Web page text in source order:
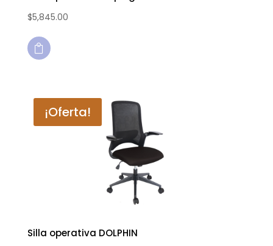
$5,845.00

¡Oferta!
Silla operativa DOLPHIN